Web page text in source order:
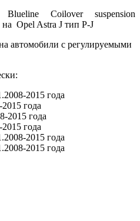
Coilover suspension
на Opel Astra J тип P-J
автомобили с регулируемыми
2015 года
года
2015 года
года
2015 года
2015 года